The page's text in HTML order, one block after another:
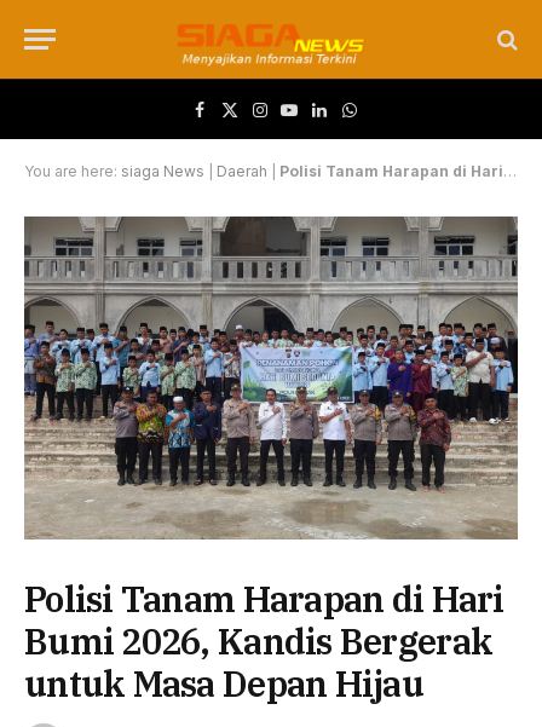
Facebook
X (Twitter)
Instagram
YouTube
LinkedInWhatsApp
You are here: siaga News Daerah Polisi Tanam Harapan di Hari Bumi 2026, Kandis Bergerak untuk Masa Depan Hijau
Polisi Tanam Harapan di Hari
Bumi 2026, Kandis Bergerak
untuk Masa Depan Hijau